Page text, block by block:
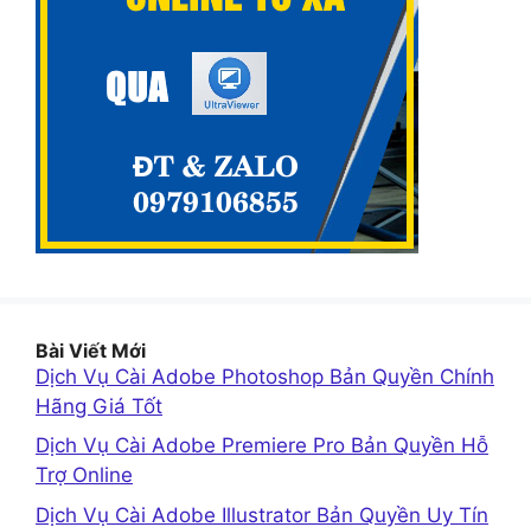
Bài Viết Mới
Dịch Vụ Cài Adobe Photoshop Bản Quyền Chính
Hãng Giá Tốt
Dịch Vụ Cài Adobe Premiere Pro Bản Quyền Hỗ
Trợ Online
Dịch Vụ Cài Adobe Illustrator Bản Quyền Uy Tín